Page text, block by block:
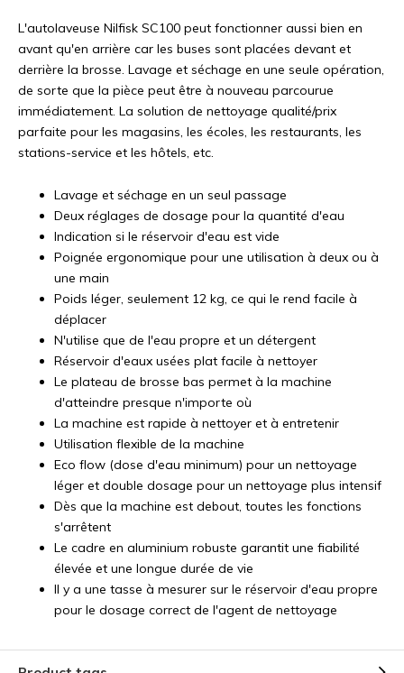
L'autolaveuse Nilfisk SC100 peut fonctionner aussi bien en
avant qu'en arrière car les buses sont placées devant et
derrière la brosse. Lavage et séchage en une seule opération,
de sorte que la pièce peut être à nouveau parcourue
immédiatement. La solution de nettoyage qualité/prix
parfaite pour les magasins, les écoles, les restaurants, les
stations-service et les hôtels, etc.
Lavage et séchage en un seul passage
Deux réglages de dosage pour la quantité d'eau
Indication si le réservoir d'eau est vide
Poignée ergonomique pour une utilisation à deux ou à
une main
Poids léger, seulement 12 kg, ce qui le rend facile à
déplacer
N'utilise que de l'eau propre et un détergent
Réservoir d'eaux usées plat facile à nettoyer
Le plateau de brosse bas permet à la machine
d'atteindre presque n'importe où
La machine est rapide à nettoyer et à entretenir
Utilisation flexible de la machine
Eco flow (dose d'eau minimum) pour un nettoyage
léger et double dosage pour un nettoyage plus intensif
Dès que la machine est debout, toutes les fonctions
s'arrêtent
Le cadre en aluminium robuste garantit une fiabilité
élevée et une longue durée de vie
Il y a une tasse à mesurer sur le réservoir d'eau propre
pour le dosage correct de l'agent de nettoyage